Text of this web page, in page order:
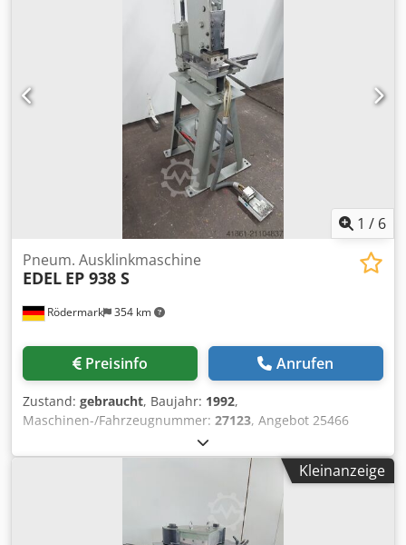
1 / 6
Rödermark 354 km
Pneum. Ausklinkmaschine
EDEL EP 938 S
Preisinfo Anrufen
Zustand: gebraucht, Baujahr: 1992,
Maschinen-/Fahrzeugnummer: 27123, Angebot 25466
Technische Daten: - Schnittlänge bis 125 mm -
Schnittstärke - bei 400N/mm² Festigkeit 4 mm - bei
700N/mm² Festigkeit 2,5 mm - Alu , Kunststoff 6 mm -
Schnittwinkel 90 ° - Tiefenanschläge - Fußtaster -
Platzbedarf ca. B 700 x H 1400 x T 800 mm Credpfx
Akoyfchgjbof - Gewicht ca. 150 kg
Kleinanzeige